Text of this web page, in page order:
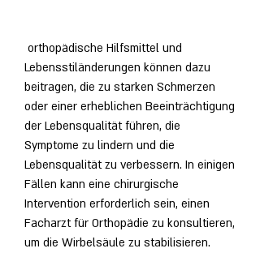
Lebensstiländerungen können dazu
beitragen, die zu starken Schmerzen
oder einer erheblichen Beeinträchtigung
der Lebensqualität führen, die
Symptome zu lindern und die
Lebensqualität zu verbessern. In einigen
Fällen kann eine chirurgische
Intervention erforderlich sein, einen
Facharzt für Orthopädie zu konsultieren,
um die Wirbelsäule zu stabilisieren.